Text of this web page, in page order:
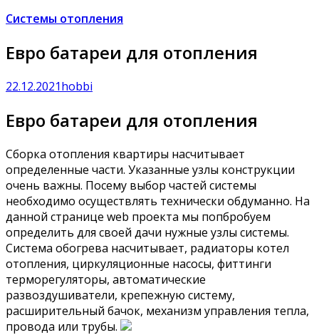
Системы отопления
Евро батареи для отопления
22.12.2021hobbi
Евро батареи для отопления
Сборка отопления квартиры насчитывает
определенные части. Указанные узлы конструкции
очень важны. Посему выбор частей системы
необходимо осуществлять технически обдуманно. На
данной странице web проекта мы попбробуем
определить для своей дачи нужные узлы системы.
Система обогрева насчитывает, радиаторы котел
отопления, циркуляционные насосы, фиттинги
терморегуляторы, автоматические
развоздушиватели, крепежную систему,
расширительный бачок, механизм управления тепла,
провода или трубы.